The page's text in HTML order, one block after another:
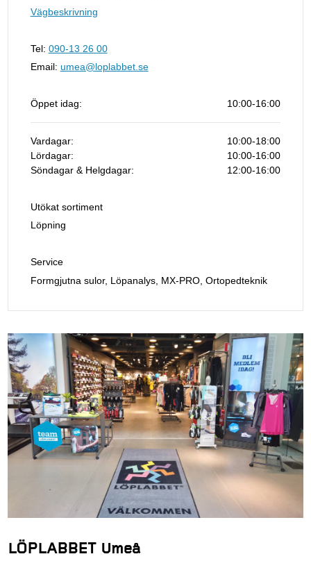
Vägbeskrivning
Tel: 090-13 26 00
Email: umea@loplabbet.se
Öppet idag: 10:00-16:00
Vardagar:
10:00-18:00
Lördagar:
10:00-16:00
Söndagar & Helgdagar:
12:00-16:00
Utökat sortiment
Löpning
Service
Formgjutna sulor, Löpanalys, MX-PRO, Ortopedteknik
LÖPLABBET Umeå